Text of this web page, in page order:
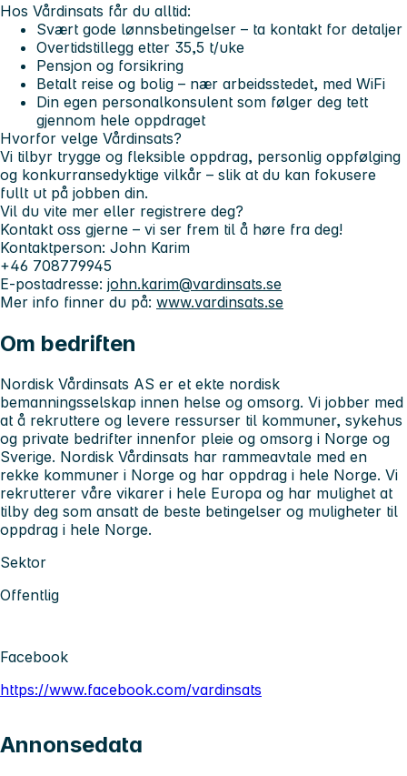
Hos Vårdinsats får du alltid:
Svært gode lønnsbetingelser – ta kontakt for detaljer
Overtidstillegg etter 35,5 t/uke
Pensjon og forsikring
Betalt reise og bolig – nær arbeidsstedet, med WiFi
Din egen personalkonsulent som følger deg tett
gjennom hele oppdraget
Hvorfor velge Vårdinsats?
Vi tilbyr trygge og fleksible oppdrag, personlig oppfølging
og konkurransedyktige vilkår – slik at du kan fokusere
fullt ut på jobben din.
Vil du vite mer eller registrere deg?
Kontakt oss gjerne – vi ser frem til å høre fra deg!
Kontaktperson: John Karim
+46 708779945
E-postadresse: john.karim@vardinsats.se
Mer info finner du på: www.vardinsats.se
Om bedriften
Nordisk Vårdinsats AS er et ekte nordisk
bemanningsselskap innen helse og omsorg. Vi jobber med
at å rekruttere og levere ressurser til kommuner, sykehus
og private bedrifter innenfor pleie og omsorg i Norge og
Sverige. Nordisk Vårdinsats har rammeavtale med en
rekke kommuner i Norge og har oppdrag i hele Norge. Vi
rekrutterer våre vikarer i hele Europa og har mulighet at
tilby deg som ansatt de beste betingelser og muligheter til
oppdrag i hele Norge.
Sektor
Offentlig
Facebook
https://www.facebook.com/vardinsats
Annonsedata